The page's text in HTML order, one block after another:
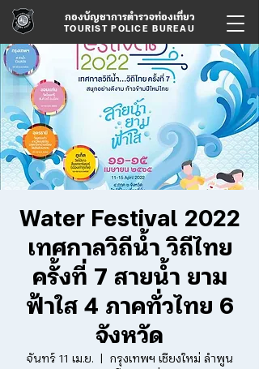
กองบัญชาการตำรวจท่องเที่ยว
TOURIST POLICE BUREAU
Water Festival 2022
เทศกาลวิถีน้ำ วิถีไทย
ครั้งที่ 7 สายน้ำ ยาม
ฟ้าใส 4 ภาคทั่วไทย 6
จังหวัด
จันทร์ 11 เม.ย.
  |
กรุงเทพฯ เชียงใหม่ ลำพูน